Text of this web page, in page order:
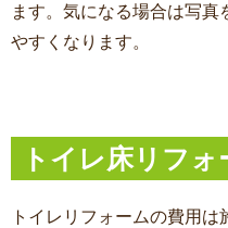
ます。気になる場合は写真
やすくなります。
トイレ床リフ
トイレリフォームの費用 は